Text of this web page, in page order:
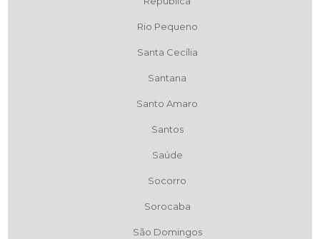
Rio Pequeno
Santa Cecília
Santana
Santo Amaro
Santos
Saúde
Socorro
Sorocaba
São Domingos